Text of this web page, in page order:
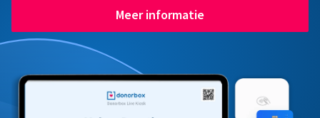
Meer informatie